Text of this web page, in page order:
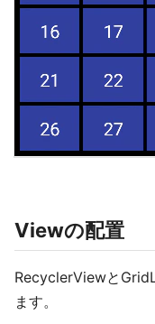
Viewの配置
RecyclerViewと
ます。